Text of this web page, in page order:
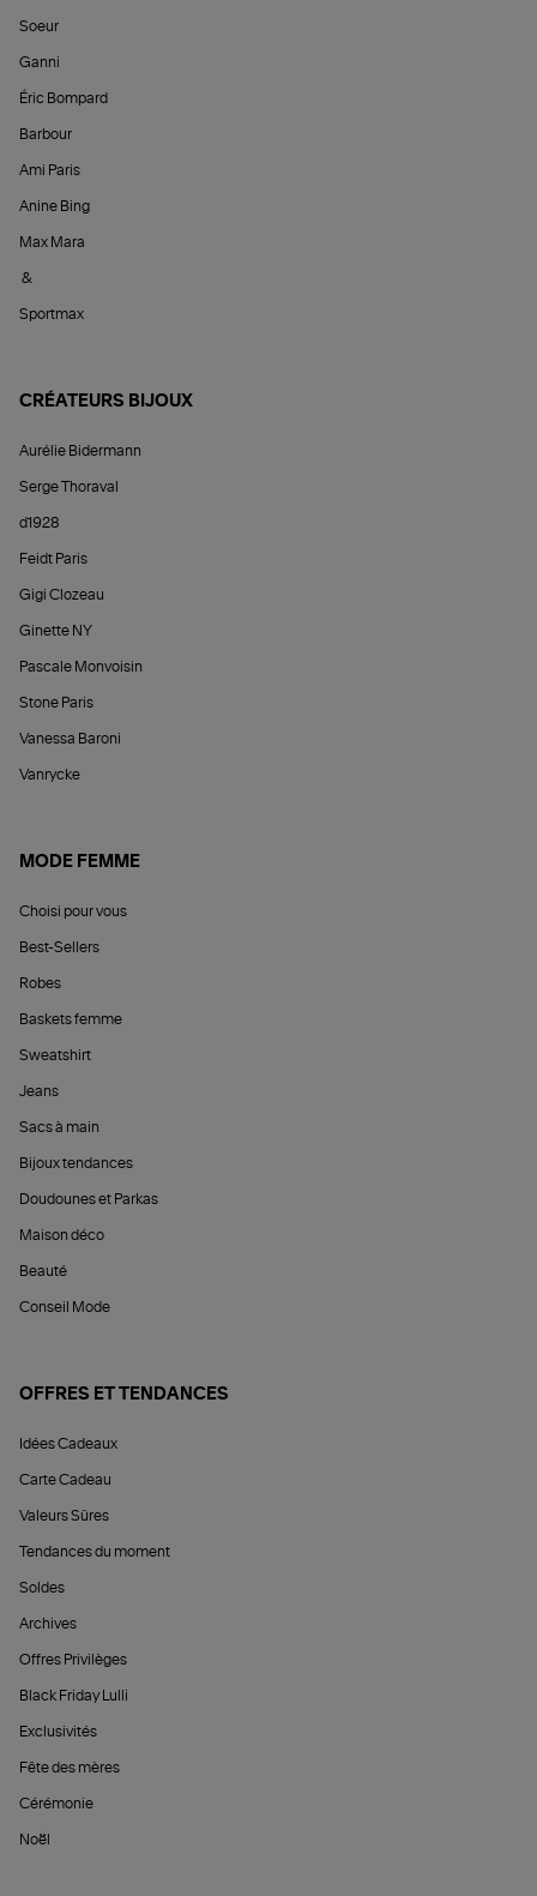
Soeur
Ganni
Éric Bompard
Barbour
Ami Paris
Anine Bing
Max Mara
&
Sportmax
CRÉATEURS BIJOUX
Aurélie Bidermann
Serge Thoraval
d1928
Feidt Paris
Gigi Clozeau
Ginette NY
Pascale Monvoisin
Stone Paris
Vanessa Baroni
Vanrycke
MODE FEMME
Choisi pour vous
Best-Sellers
Robes
Baskets femme
Sweatshirt
Jeans
Sacs à main
Bijoux tendances
Doudounes et Parkas
Maison déco
Beauté
Conseil Mode
OFFRES ET TENDANCES
Idées Cadeaux
Carte Cadeau
Valeurs Sûres
Tendances du moment
Soldes
Archives
Offres Privilèges
Black Friday Lulli
Exclusivités
Fête des mères
Cérémonie
Noël